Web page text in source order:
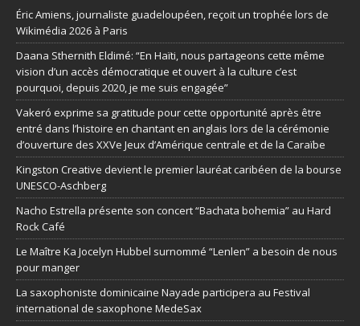
Éric Amiens, journaliste guadeloupéen, reçoit un trophée lors de
Wikimédia 2026 à Paris
Daana Sthernith Eldimé: “En Haïti, nous partageons cette même
vision d’un accès démocratique et ouvert à la culture c’est
pourquoi, depuis 2020, je me suis engagée”
Vakeró exprime sa gratitude pour cette opportunité après être
entré dans l’histoire en chantant en anglais lors de la cérémonie
d’ouverture des XXVe Jeux d’Amérique centrale et de la Caraïbe
Kingston Creative devient le premier lauréat caribéen de la bourse
UNESCO-Aschberg
Nacho Estrella présente son concert “Bachata bohemia” au Hard
Rock Café
Le Maître Ka Jocelyn Hubbel surnommé “Lenlen” a besoin de nous
pour manger
La saxophoniste dominicaine Nayade participera au Festival
international de saxophone MedeSax